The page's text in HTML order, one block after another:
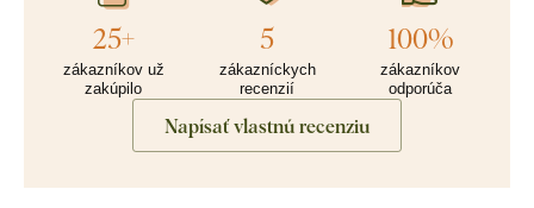
25+
zákazníkov už
zakúpilo
5
zákazníckych
recenzií
100%
zákazníkov
odporúča
Napísať vlastnú recenziu